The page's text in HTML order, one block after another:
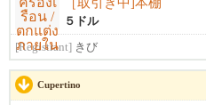
５ドル
[Registrant] きび
Cupertino